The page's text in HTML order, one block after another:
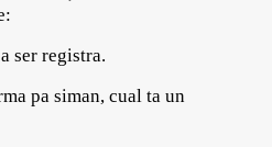
ser registra.
pa siman, cual ta un